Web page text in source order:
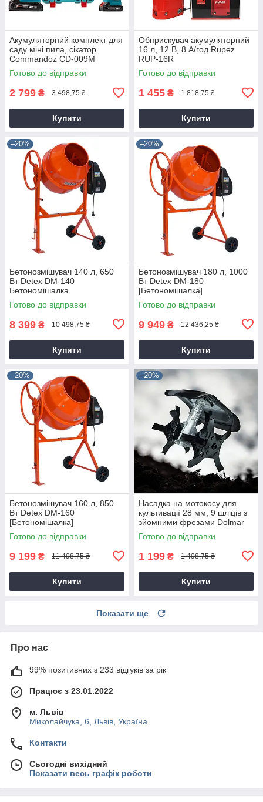
Акумуляторний комплект для
саду міні пила, сікатор
Commandoz CD-009M
Готово до відправки
2 799 ₴ 3 498,75 ₴
Купити
Обприскувач акумуляторний
16 л, 12 В, 8 А/год Rupez
RUP-16R
Готово до відправки
1 455 ₴ 1 818,75 ₴
Купити
–20%
Бетонозмішувач 140 л, 650
Вт Detex DM-140
Бетономішалка
Готово до відправки
8 399 ₴ 10 498,75 ₴
Купити
–20%
Бетонозмішувач 180 л, 1000
Вт Detex DM-180
[Бетономішалка]
Готово до відправки
9 949 ₴ 12 436,25 ₴
Купити
–20%
Бетонозмішувач 160 л, 850
Вт Detex DM-160
[Бетономішалка]
Готово до відправки
9 199 ₴ 11 498,75 ₴
Купити
–20%
Насадка на мотокосу для
культивації 28 мм, 9 шліців з
зйомними фрезами Dolmar
9T28
Готово до відправки
1 199 ₴ 1 498,75 ₴
Купити
Показати ще
Про нас
99% позитивних з 233 відгуків за рік
Працює з 23.01.2022
м. Львів
Миколайчука, 6, Львів, Україна
Контакти
Сьогодні вихідний
Показати весь графік роботи